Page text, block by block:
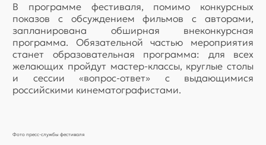
В программе фестиваля, помимо конкурсных
показов с обсуждением фильмов с авторами,
запланирована обширная внеконкурсная
программа. Обязательной частью мероприятия
станет образовательная программа: для всех
желающих пройдут мастер-классы, круглые столы
и сессии «вопрос-ответ» с выдающимися
российскими кинематографистами.
Фото пресс-службы фестиваля